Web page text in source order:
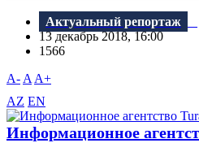
Актуальный репортаж
13 декабрь 2018, 16:00
1566
A- A A+
AZ EN
Информационное